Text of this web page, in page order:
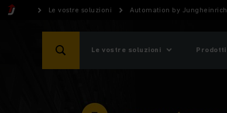
Le vostre soluzioni Automation by Jungheinrich
Le vostre soluzioni Prodotti